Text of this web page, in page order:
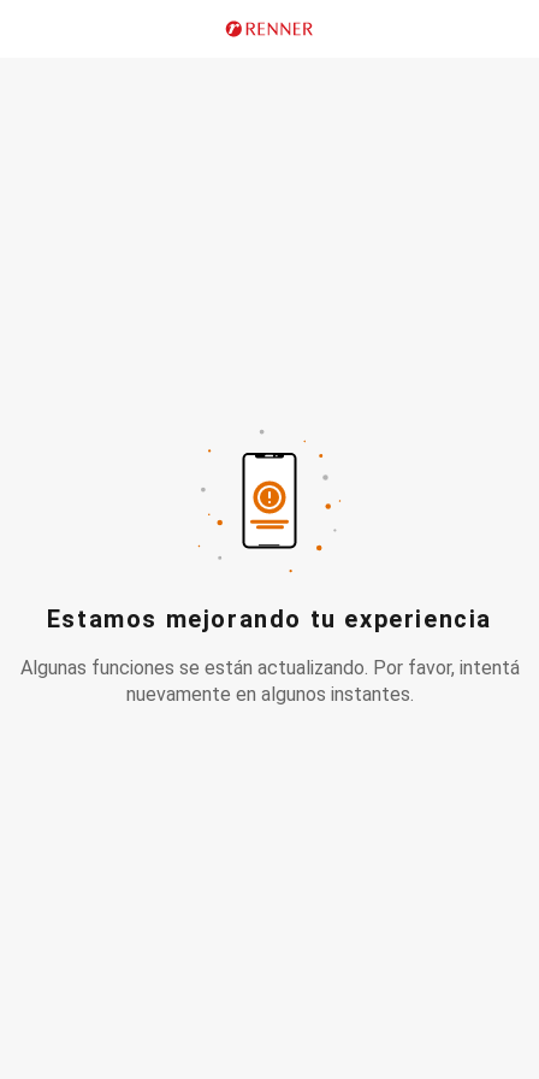
Estamos mejorando tu experiencia
Algunas funciones se están actualizando. Por favor, intentá
nuevamente en algunos instantes.